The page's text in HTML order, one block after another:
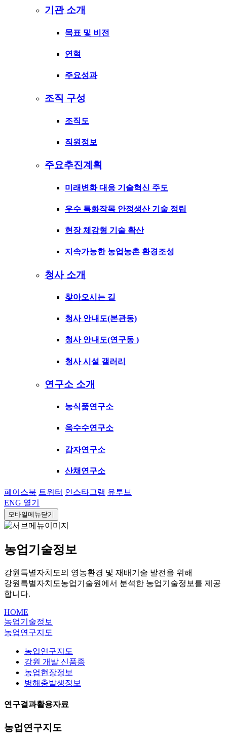
기관 소개
목표 및 비전
연혁
주요성과
조직 구성
조직도
직원정보
주요추진계획
미래변화 대응 기술혁신 주도
우수 특화작목 안정생산 기술 정립
현장 체감형 기술 확산
지속가능한 농업농촌 환경조성
청사 소개
찾아오시는 길
청사 안내도(본관동)
청사 안내도(연구동 )
청사 시설 갤러리
연구소 소개
농식품연구소
옥수수연구소
감자연구소
산채연구소
페이스북 트위터 인스타그램 유투브
ENG 열기
모바일메뉴닫기
농업기술정보
강원특별자치도의 영농환경 및 재배기술 발전을 위해
강원특별자치도농업기술원에서 분석한 농업기술정보를 제공
합니다.
HOME
농업기술정보
농업연구지도
농업연구지도
강원 개발 신품종
농업현장정보
병해충발생정보
연구결과활용자료
농업연구지도